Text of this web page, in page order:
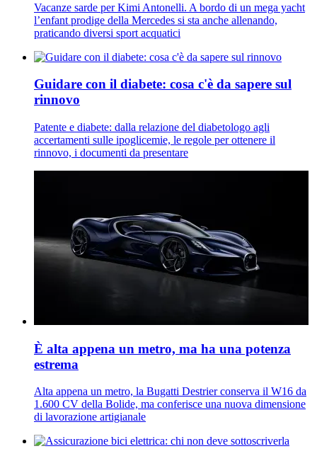
Vacanze sarde per Kimi Antonelli. A bordo di un mega yacht
l’enfant prodige della Mercedes si sta anche allenando,
praticando diversi sport acquatici
Guidare con il diabete: cosa c'è da sapere sul
rinnovo
Patente e diabete: dalla relazione del diabetologo agli
accertamenti sulle ipoglicemie, le regole per ottenere il
rinnovo, i documenti da presentare
È alta appena un metro, ma ha una potenza
estrema
Alta appena un metro, la Bugatti Destrier conserva il W16 da
1.600 CV della Bolide, ma conferisce una nuova dimensione
di lavorazione artigianale